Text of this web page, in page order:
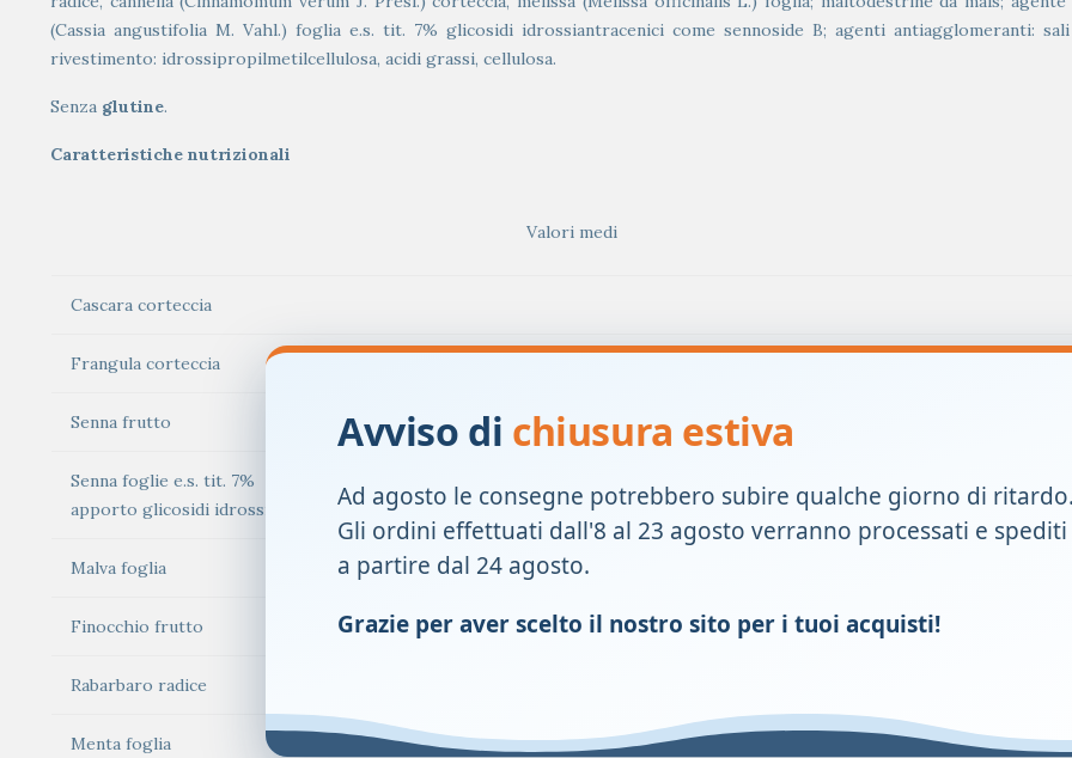
(Cassia angustifolia M. Vahl.) foglia e.s. tit. 7% glicosidi idrossiantracenici come sennoside B; agenti antiagglomeranti:
rivestimento: idrossipropilmetilcellulosa, acidi grassi, cellulosa.
Senza glutine.
Caratteristiche nutrizionali
Valori medi
Cascara corteccia
Frangula corteccia
Senna frutto
Senna foglie e.s. tit. 7%
apporto glicosidi idrossiantracenici come sennoside B
Malva foglia
Finocchio frutto
Rabarbaro radice
Menta foglia
Avviso di chiusura estiva
Ad agosto le consegne potrebbero subire qualche giorno di ritardo.
Gli ordini effettuati dall'8 al 23 agosto verranno processati e spediti
a partire dal 24 agosto.
Grazie per aver scelto il nostro sito per i tuoi acquisti!